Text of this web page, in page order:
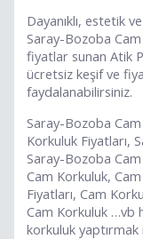
Dayanıklı, estetik
Saray-Bozoba
fiyatlar sunan Atik
ücretsiz keşif ve
faydalanabilirsiniz.
Saray-Bozoba
Korkuluk Fiyatları,
Saray-Bozoba
Cam Korkuluk,
Fiyatları, Cam
Cam Korkuluk …vb
korkuluk